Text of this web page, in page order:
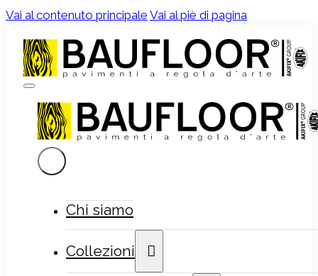
Vai al contenuto principale Vai al piè di pagina
Chi siamo
Collezioni